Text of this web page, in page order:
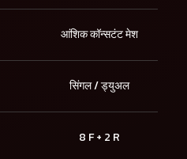
आंशिक कॉन्सटंट मेश
सिंगल / ड्युअल
8 F + 2 R